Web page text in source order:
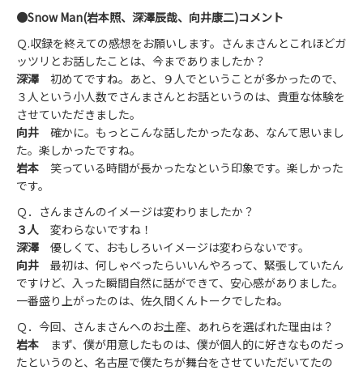
●Snow Man(岩本照、深澤辰哉、向井康二)コメント
Ｑ.収録を終えての感想をお願いします。さんまさんとこれほどガ
ッツリとお話したことは、今までありましたか？
深澤 初めてですね。あと、９人でということが多かったので、
３人という小人数でさんまさんとお話というのは、貴重な体験を
させていただきました。
向井 確かに。もっとこんな話したかったなあ、なんて思いまし
た。楽しかったですね。
岩本 笑っている時間が長かったなという印象です。楽しかった
です。
Ｑ．さんまさんのイメージは変わりましたか？
３人 変わらないですね！
深澤 優しくて、おもしろいイメージは変わらないです。
向井 最初は、何しゃべったらいいんやろって、緊張していたん
ですけど、入った瞬間自然に話ができて、安心感がありました。
一番盛り上がったのは、佐久間くんトークでしたね。
Ｑ．今回、さんまさんへのお土産、あれらを選ばれた理由は？
岩本 まず、僕が用意したものは、僕が個人的に好きなものだっ
たというのと、名古屋で僕たちが舞台をさせていただいてたの